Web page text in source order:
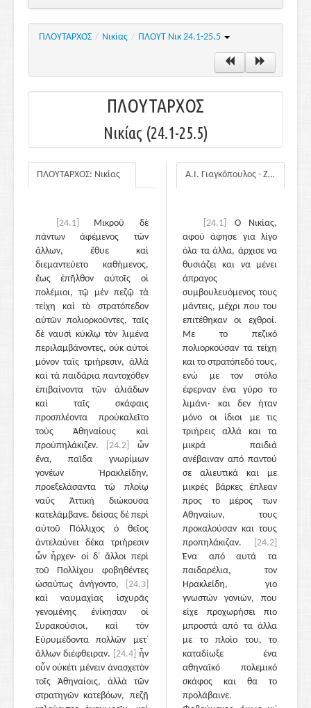
ΠΛΟΥΤΑΡΧΟΣ / Νικίας / ΠΛΟΥΤ Νικ 24.1-25.5
ΠΛΟΥΤΑΡΧΟΣ
Νικίας (24.1-25.5)
ΠΛΟΥΤΑΡΧΟΣ: Νικίας
[24.1]
Μικροῦ δὲ
πάντων ἀφέμενος τῶν
ἄλλων, ἔθυε καὶ
διεμαντεύετο καθήμενος,
ἕως ἐπῆλθον αὐτοῖς οἱ
πολέμιοι, τῷ μὲν πεζῷ τὰ
τείχη καὶ τὸ στρατόπεδον
αὐτῶν πολιορκοῦντες, ταῖς
δὲ ναυσὶ κύκλῳ τὸν λιμένα
περιλαμβάνοντες, οὐκ αὐτοὶ
μόνον ταῖς τριήρεσιν, ἀλλὰ
καὶ τὰ παιδάρια παντοχόθεν
ἐπιβαίνοντα τῶν ἁλιάδων
καὶ ταῖς σκάφαις
προσπλέοντα προὐκαλεῖτο
τοὺς Ἀθηναίους καὶ
προὐπηλάκιζεν.
[24.2]
ὧν
ἕνα, παῖδα γνωρίμων
γονέων Ἡρακλείδην,
προεξελάσαντα τῷ πλοίῳ
ναῦς Ἀττικὴ διώκουσα
κατελάμβανε. δείσας δὲ περὶ
αὐτοῦ Πόλλιχος ὁ θεῖος
ἀντελαύνει δέκα τριήρεσιν
ὧν ἦρχεν· οἱ δ᾽ ἄλλοι περὶ
τοῦ Πολλίχου φοβηθέντες
ὡσαύτως ἀνήγοντο,
[24.3]
καὶ ναυμαχίας ἰσχυρᾶς
γενομένης ἐνίκησαν οἱ
Συρακούσιοι, καὶ τὸν
Εὐρυμέδοντα πολλῶν μετ᾽
ἄλλων διέφθειραν. [24.4] ἦν
οὖν οὐκέτι μένειν ἀνασχετὸν
τοῖς Ἀθηναίοις, ἀλλὰ τῶν
στρατηγῶν κατεβόων, πεζῇ
Α.Ι. Γιαγκόπουλος - Ζ.Ε. Μαλαθούνη
[24.1]
Ο Νικίας,
αφού άφησε για λίγο
όλα τα άλλα, άρχισε να
θυσιάζει και να μένει
άπραγος
συμβουλευόμενος τους
μάντεις, μέχρι που του
επιτέθηκαν οι εχθροί.
Με το πεζικό
πολιορκούσαν τα τείχη
και το στρατόπεδό τους,
ενώ με τον στόλο
έφερναν ένα γύρο το
λιμάνι· και δεν ήταν
μόνο οι ίδιοι με τις
τριήρεις αλλά και τα
μικρά παιδιά
ανέβαιναν από παντού
σε αλιευτικά και με
μικρές βάρκες έπλεαν
προς το μέρος των
Αθηναίων, τους
προκαλούσαν και τους
προπηλάκιζαν.
[24.2]
Ένα από αυτά τα
παιδαρέλια, τον
Ηρακλείδη, γιο
γνωστών γονιών, που
είχε προχωρήσει πιο
μπροστά από τα άλλα
με το πλοίο του, το
καταδίωξε ένα
αθηναϊκό πολεμικό
σκάφος και θα το
προλάβαινε.